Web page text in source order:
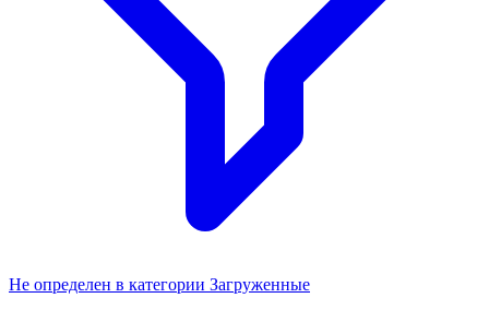
Не определен в категории Загруженные